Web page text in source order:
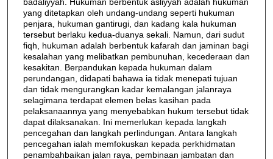
yang ditetapkan oleh undang-undang seperti hukuman
penjara, hukuman gantirugi, dan kadang kala hukuman
tersebut berlaku kedua-duanya sekali. Namun, dari sudut
fiqh, hukuman adalah berbentuk kafarah dan jaminan bagi
kesalahan yang melibatkan pembunuhan, kecederaan dan
kesakitan. Berpandukan kepada hukuman dalam
perundangan, didapati bahawa ia tidak menepati tujuan
dan tidak mengurangkan kadar kemalangan jalanraya
selagimana terdapat elemen belas kasihan pada
pelaksanaannya yang menyebabkan hukum tersebut tidak
dapat dilaksanakan. Ini memerlukan kepada langkah
pencegahan dan langkah perlindungan. Antara langkah
pencegahan ialah memfokuskan kepada perkhidmatan
penambahbaikan jalan raya, pembinaan jambatan dan